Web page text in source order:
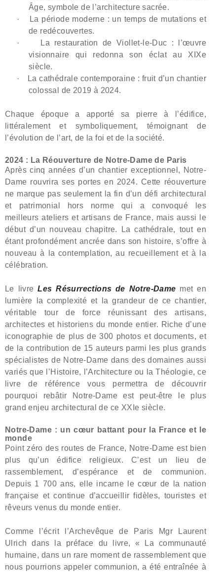
Âge, symbole de l’architecture sacrée.
·
La période moderne : un temps de mutations et
de redécouvertes.
·
La restauration de Viollet-le-Duc : l’œuvre
visionnaire qui redonna son éclat au XIXe
siècle.
·
La cathédrale contemporaine : fruit d’un chantier
colossal de 2019 à 2024.
Chaque époque a apporté sa pierre à l’édifice,
littéralement et symboliquement, témoignant de
l’évolution de l’art, de la foi et de la société.
2024 : La Réouverture de Notre-Dame de Paris
Après cinq années d’un chantier exceptionnel, Notre-
Dame rouvrira ses portes en 2024. Cette réouverture
ne marque pas seulement la fin d’un défi architectural
et patrimonial hors norme qui a convoqué les
meilleurs ateliers et artisans de France, mais aussi le
début d’un nouveau chapitre. La cathédrale, tout en
étant profondément ancrée dans son histoire, s’offre à
nouveau à la contemplation, au recueillement et à la
célébration.
Le livreLes Résurrections de Notre-Dame met en
lumière la complexité et la grandeur de ce chantier,
véritable tour de force réunissant des artisans,
architectes et historiens du monde entier. Riche d’une
iconographie de plus de 300 photos et documents, et
de la contribution de 15 auteurs parmi les plus grands
spécialistes de Notre-Dame dans des domaines aussi
variés que l’Histoire, l’Architecture ou la Théologie, ce
livre de référence vous permettra de découvrir
pourquoi rebâtir Notre-Dame est peut-être le plus
grand enjeu architectural de ce XXIe siècle.
Notre-Dame : un cœur battant pour la France et le
monde
Point zéro des routes de France, Notre-Dame est bien
plus qu’un édifice religieux. C’est un lieu de
rassemblement, d’espérance et de communion.
Depuis 1 700 ans, elle incarne le cœur de la nation
française et continue d’accueillir fidèles, touristes et
rêveurs venus du monde entier.
Comme l’écrit l’Archevêque de Paris Mgr Laurent
Ulrich dans la préface du livre, « La communauté
humaine, dans un rare moment de rassemblement que
nous pourrions appeler communion, a été entraînée à